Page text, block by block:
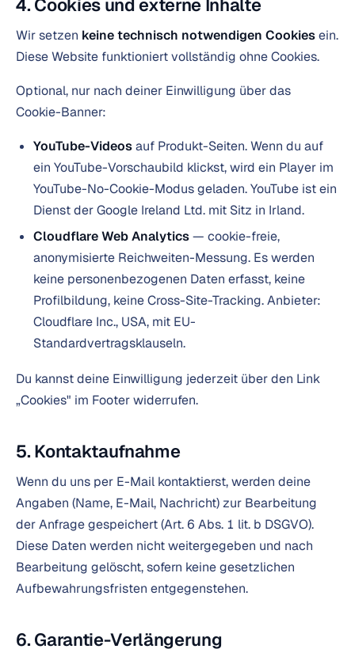
4. Cookies und externe Inhalte
Wir setzen keine technisch notwendigen Cookiesein.
Diese Website funktioniert vollständig ohne Cookies.
Optional, nur nach deiner Einwilligung über das
Cookie-Banner:
YouTube-Videosauf Produkt-Seiten. Wenn du auf
ein YouTube-Vorschaubild klickst, wird ein Player im
YouTube-No-Cookie-Modus geladen. YouTube ist ein
Dienst der Google Ireland Ltd. mit Sitz in Irland.
Cloudflare Web Analytics— cookie-freie,
anonymisierte Reichweiten-Messung. Es werden
keine personenbezogenen Daten erfasst, keine
Profilbildung, keine Cross-Site-Tracking. Anbieter:
Cloudflare Inc., USA, mit EU-
Standardvertragsklauseln.
Du kannst deine Einwilligung jederzeit über den Link
„Cookies" im Footer widerrufen.
5. Kontaktaufnahme
Wenn du uns per E-Mail kontaktierst, werden deine
Angaben (Name, E-Mail, Nachricht) zur Bearbeitung
der Anfrage gespeichert (Art. 6 Abs. 1 lit. b DSGVO).
Diese Daten werden nicht weitergegeben und nach
Bearbeitung gelöscht, sofern keine gesetzlichen
Aufbewahrungsfristen entgegenstehen.
6. Garantie-Verlängerung